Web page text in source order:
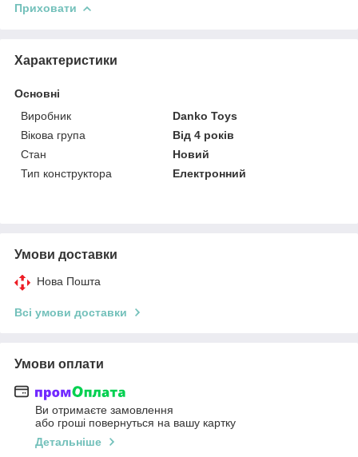
Приховати
Характеристики
Основні
Виробник
Danko Toys
Вікова група
Від 4 років
Стан
Новий
Тип конструктора
Електронний
Умови доставки
Нова Пошта
Всі умови доставки
Умови оплати
Ви отримаєте замовлення
або гроші повернуться на вашу картку
Детальніше